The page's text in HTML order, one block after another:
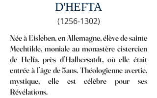
D'HEFTA
(1256-1302)
Née à Eisleben, en Allemagne, élève de sainte
Mechtilde, moniale au monastère cistercien
de Helfa, près d’Halbersatdt, où elle était
entrée à l’âge de 5ans. Théologienne avertie,
mystique, elle est célèbre pour ses
Révélations.